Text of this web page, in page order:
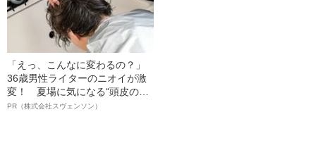
「えっ、こんなに変わるの？」
36歳男性ライターのニオイが激
変！ 夏場に気になる“頭皮のニ
オイ”や“ベタつき”を解消す
PR（株式会社スヴェンソン）